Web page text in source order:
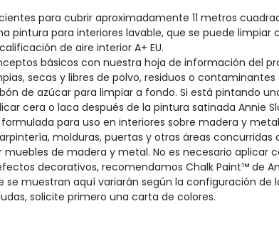
para cubrir aproximadamente 11 metros
pintura para interiores lavable, que se puede
de aire interior A+ EU.
básicos con nuestra hoja de información del
secas y libres de polvo, residuos o
de azúcar para limpiar a fondo. Si está pintando
cera o laca después de la pintura satinada Annie
para uso en interiores sobre madera y
molduras, puertas y otras áreas
de madera y metal. No es necesario aplicar
decorativos, recomendamos Chalk Paint™ de
se muestran aquí variarán según la configuración
solicite primero una carta de colores.